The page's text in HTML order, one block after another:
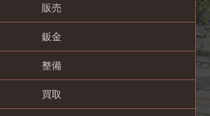
販売
鈑金
整備
買取